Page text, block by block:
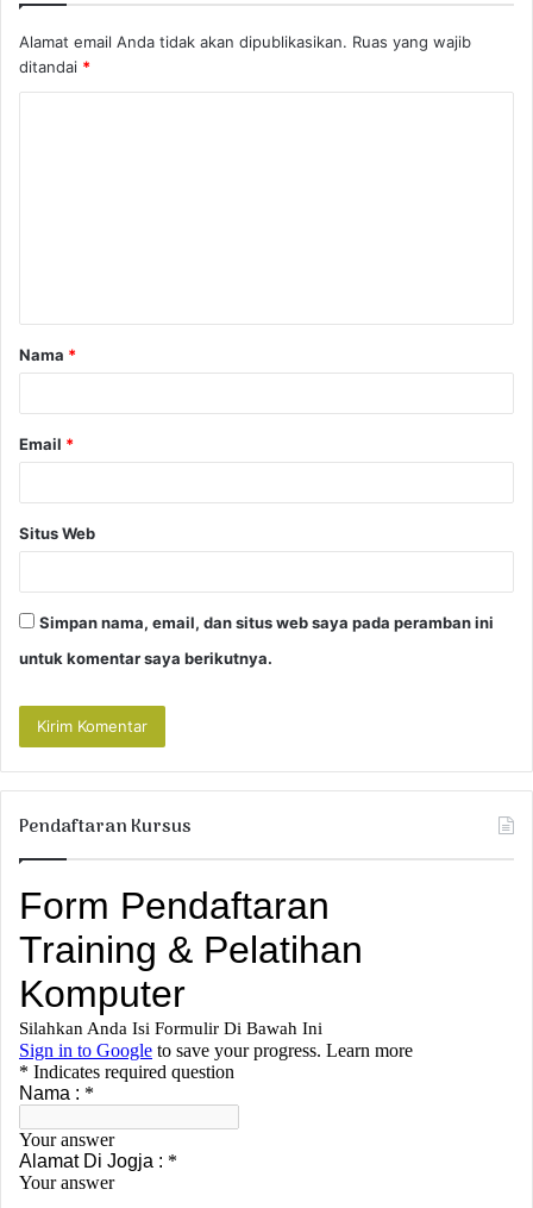
Alamat email Anda tidak akan dipublikasikan. Ruas yang wajib
ditandai *
a
r
Nama *
Email *
Situs Web
Simpan nama, email, dan situs web saya pada peramban ini
untuk komentar saya berikutnya.
Pendaftaran Kursus